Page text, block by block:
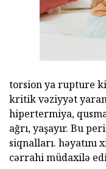
torsion ya rupture
kritik vəziyyət
hipertermiya,
ağrı, yaşayır. Bu
siqnalları. həyatını
cərrahi müdaxilə